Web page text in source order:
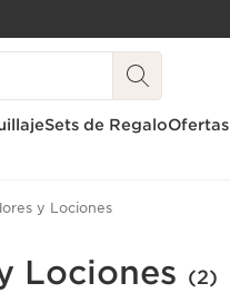
Sets de RegaloOfertas
y Lociones
Lociones (2)